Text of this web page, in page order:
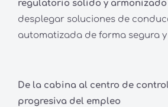
regulatorio sólido y armonizado
desplegar soluciones de
automatizada de forma segura
De la cabina al centro de
progresiva del empleo